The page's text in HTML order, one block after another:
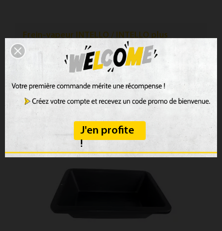
Frein-vapeur INTELLO / INTELLO plus
PROCLIMA
Intello, Frein-va­peur haute per­form­ance pour les iso­
134,28 €
J'en profite
!